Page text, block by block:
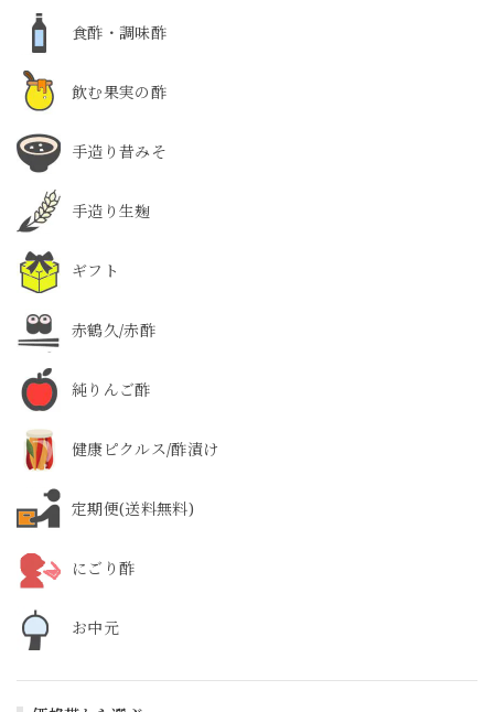
食酢・調味酢
飲む果実の酢
手造り昔みそ
手造り生麹
ギフト
赤鶴久/赤酢
純りんご酢
健康ピクルス/酢漬け
定期便(送料無料)
にごり酢
お中元